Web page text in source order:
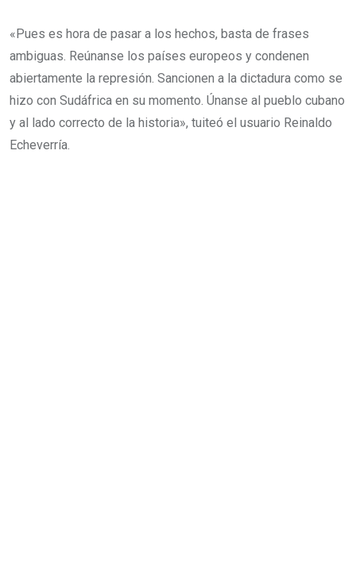
«Pues es hora de pasar a los hechos, basta de frases
ambiguas. Reúnanse los países europeos y condenen
abiertamente la represión. Sancionen a la dictadura como se
hizo con Sudáfrica en su momento. Únanse al pueblo cubano
y al lado correcto de la historia», tuiteó el usuario Reinaldo
Echeverría.